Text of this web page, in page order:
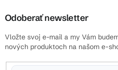
Odoberať newsletter
Vložte svoj e-mail a my Vám
nových produktoch na našom e-